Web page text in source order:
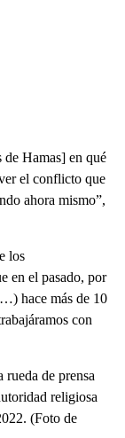
de Hamas] en qué
el conflicto que
ahora mismo”,
los
en el pasado, por
hace más de 10
con
de prensa
religiosa
(Foto de